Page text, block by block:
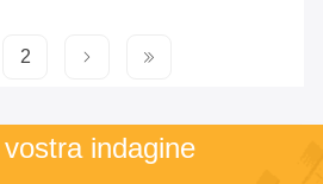
2
indagine